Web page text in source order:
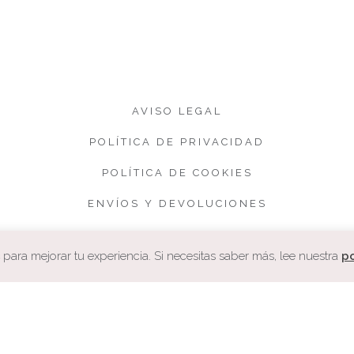
AVISO LEGAL
POLÍTICA DE PRIVACIDAD
POLÍTICA DE COOKIES
ENVÍOS Y DEVOLUCIONES
mejorar tu experiencia. Si necesitas saber más, lee nuestra